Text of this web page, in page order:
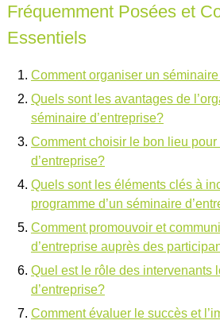
Fréquemment Posées et
Essentiels
Comment organiser un
Quels sont les avantages de
séminaire d’entreprise?
Comment choisir le bon lieu
d’entreprise?
Quels sont les éléments clés à
programme d’un séminaire
Comment promouvoir et
d’entreprise auprès des
Quel est le rôle des intervenants
d’entreprise?
Comment évaluer le succès et